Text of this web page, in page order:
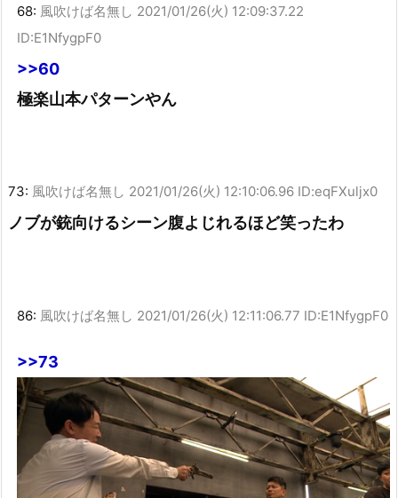
68: 風吹けば名無し 2021/01/26(火) 12:09:37.22
ID:E1NfygpF0
>>60
極楽山本パターンやん
73: 風吹けば名無し 2021/01/26(火) 12:10:06.96 ID:eqFXuljx0
ノブが銃向けるシーン腹よじれるほど笑ったわ
86: 風吹けば名無し 2021/01/26(火) 12:11:06.77 ID:E1NfygpF0
>>73